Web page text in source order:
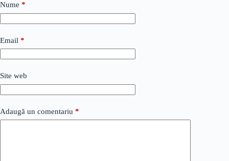
Nume *
Email *
Site web
Adaugă un comentariu *